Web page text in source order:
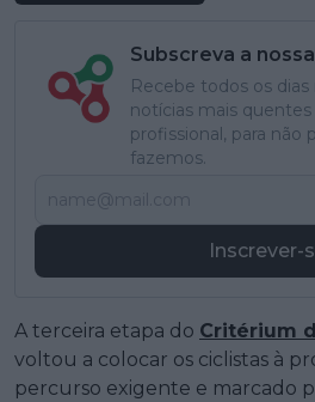
Subscreva a
Recebe todos os
notícias mais
profissional, para não
fazemos.
Inscrever-
A terceira etapa do Critérium
voltou a colocar os ciclistas à
percurso exigente e marcado